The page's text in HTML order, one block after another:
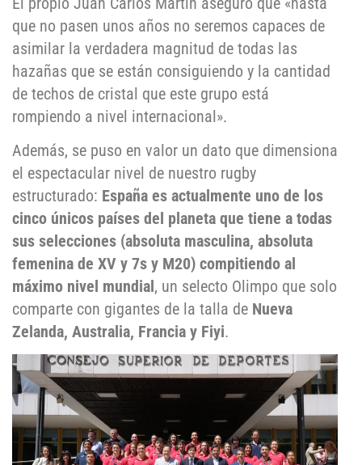
que no pasen unos años no seremos capaces de
asimilar la verdadera magnitud de todas las
hazañas que se están consiguiendo y la cantidad
de techos de cristal que este grupo está
rompiendo a nivel internacional».
Además, se puso en valor un dato que dimensiona
el espectacular nivel de nuestro rugby
estructurado: España es actualmente uno de los
cinco únicos países del planeta que tiene a todas
sus selecciones (absoluta masculina, absoluta
femenina de XV y 7s y M20) compitiendo al
máximo nivel mundial, un selecto Olimpo que solo
comparte con gigantes de la talla de Nueva
Zelanda, Australia, Francia y Fiyi.